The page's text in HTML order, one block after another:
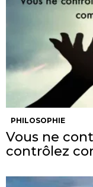
PHILOSOPHIE
Vous ne
contrôlez